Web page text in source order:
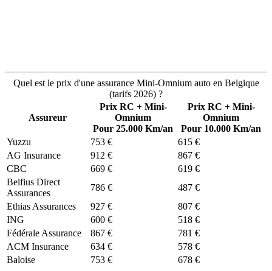
Quel est le prix d'une assurance Mini-Omnium auto en Belgique
(tarifs 2026) ?
Assureur
Prix RC + Mini-
Omnium
Pour 25.000 Km/an
Prix RC + Mini-
Omnium
Pour 10.000 Km/an
Yuzzu
753 €
615 €
AG Insurance
912 €
867 €
CBC
669 €
619 €
Belfius Direct
Assurances
786 €
487 €
Ethias Assurances
927 €
807 €
ING
600 €
518 €
Fédérale Assurance
867 €
781 €
ACM Insurance
634 €
578 €
Baloise
753 € 678 €